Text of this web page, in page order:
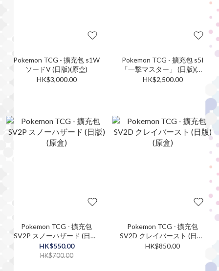
Pokemon TCG - 擴充包 s1W
ソードV (日版)(原盒)
HK$3,000.00
Pokemon TCG - 擴充包 s5I
「一撃マスター」 (日版)(原
盒)
HK$2,500.00
Pokemon TCG - 擴充包
SV2P スノーハザード (日版)
(原盒)
HK$550.00
HK$700.00
Pokemon TCG - 擴充包
SV2D クレイバースト (日版)
(原盒)
HK$850.00